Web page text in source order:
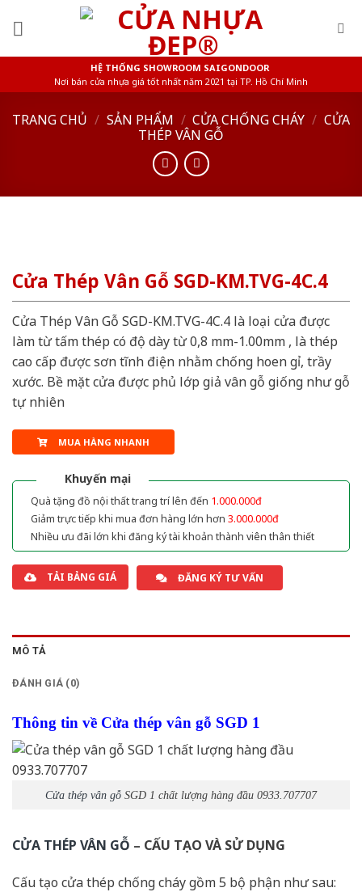
HỆ THỐNG SHOWROOM SAIGONDOOR
Nơi bán cửa nhựa giá tốt nhất năm 2021 tại TP. Hồ Chí Minh
TRANG CHỦ / SẢN PHẨM / CỬA CHỐNG CHÁY / CỬA
THÉP VÂN GỖ
Cửa Thép Vân Gỗ SGD-KM.TVG-4C.4
Cửa Thép Vân Gỗ SGD-KM.TVG-4C.4 là loại cửa được
làm từ tấm thép có độ dày từ 0,8 mm-1.00mm , là thép
cao cấp được sơn tĩnh điện nhằm chống hoen gỉ, trầy
xước. Bề mặt cửa được phủ lớp giả vân gỗ giống như gỗ
tự nhiên
MUA HÀNG NHANH
Khuyến mại
Quà tặng đồ nội thất trang trí lên đến 1.000.000đ
Giảm trực tiếp khi mua đơn hàng lớn hơn 3.000.000đ
Nhiều ưu đãi lớn khi đăng ký tài khoản thành viên thân thiết
TẢI BẢNG GIÁ ĐĂNG KÝ TƯ VẤN
MÔ TẢ
ĐÁNH GIÁ (0)
Thông tin về Cửa thép vân gỗ SGD 1
Cửa thép vân gỗ SGD 1 chất lượng hàng đầu 0933.707707
CỬA THÉP VÂN GỖ – CẤU TẠO VÀ SỬ DỤNG
Cấu tạo cửa thép chống cháy gồm 5 bộ phận như sau: